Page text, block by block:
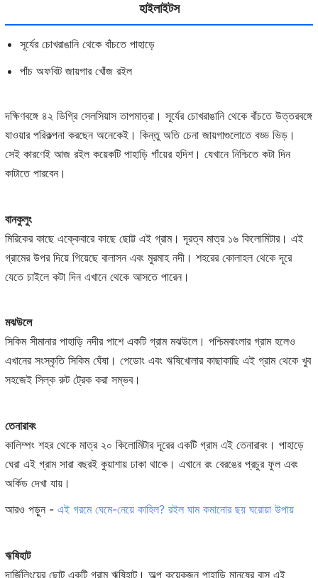
হাইলাইটস
সূর্যের চোখরাঙানি থেকে বাঁচতে পাহাড়ে
পাঁচ অফবিট জায়গার খোঁজ রইল
দক্ষিণবঙ্গে ৪২ ডিগ্রি সেলসিয়াস তাপমাত্রা। সূর্যের চোখরাঙানি থেকে বাঁচতে উত্তরবঙ্গে
যাওয়ার পরিকল্পনা করছেন অনেকেই। কিন্তু অতি চেনা জায়গাগুলোতে বড্ড ভিড়।
সেই কারণেই আজ রইল কয়েকটি পাহাড়ি গাঁয়ের হদিশ। যেখানে নিশ্চিতে কটা দিন
কাটাতে পারবেন।
বানকুলুং
মিরিকের কাছে এক্কেবারে কাছে ছোট্ট এই গ্রাম। দূরত্ব মাত্র ১৬ কিলোমিটার। এই
গ্রামের উপর দিয়ে গিয়েছে বালাসন এবং মুরমাহ নদী। শহরের কোলাহল থেকে দূরে
যেতে চাইলে কটা দিন এখানে থেকে আসতে পারেন।
মঝউলে
সিকিম সীমানার পাহাড়ি নদীর পাশে একটি গ্রাম মঝউলে। পশ্চিমবাংলার গ্রাম হলেও
এখানের সংস্কৃতি সিকিম ঘেঁষা। পেডোং এবং ঋষিখোলার কাছাকাছি এই গ্রাম থেকে খুব
সহজেই সিল্ক রুট ট্রেক করা সম্ভব।
তেনারাবং
কালিম্পং শহর থেকে মাত্র ২০ কিলোমিটার দূরের একটি গ্রাম এই তেনারাবং। পাহাড়ে
ঘেরা এই গ্রাম সারা বছরই কুয়াশায় ঢাকা থাকে। এখানে রং বেরঙের প্রচুর ফুল এবং
অর্কিড দেখা যায়।
আরও পড়ুন - এই গরমে ঘেমে-নেয়ে কাহিল? রইল ঘাম কমানোর ছয় ঘরোয়া উপায়
ঋষিহাট
দার্জিলিংয়ের ছোট একটি গ্রাম ঋষিহাট। অল্প কয়েকজন পাহাড়ি মানুষের বাস এই